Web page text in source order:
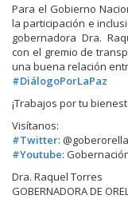
Para el Gobierno
la participación e
gobernadora Dra.
con el gremio de
una buena relación
#DiálogoPorLaPaz
¡Trabajos por tu
Visítanos:
#Twitter:
#Youtube:
Dra. Raquel Torres
GOBERNADORA DE